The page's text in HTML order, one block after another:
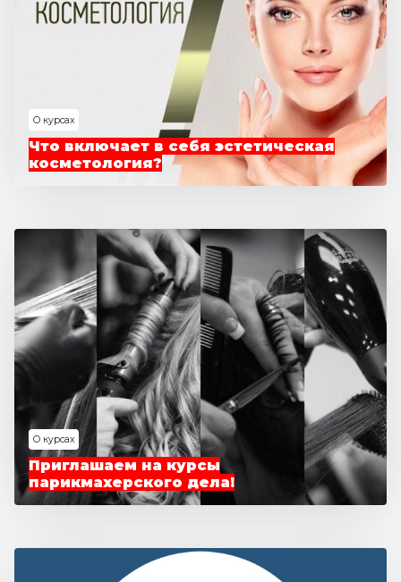
О курсах
Что включает в себя эстетическая
косметология?
О курсах
Приглашаем на курсы
парикмахерского дела!